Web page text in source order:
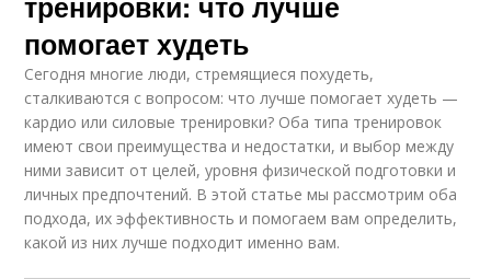
помогает худеть
Сегодня многие люди, стремящиеся похудеть,
сталкиваются с вопросом: что лучше помогает худеть —
кардио или силовые тренировки? Оба типа тренировок
имеют свои преимущества и недостатки, и выбор между
ними зависит от целей, уровня физической подготовки и
личных предпочтений. В этой статье мы рассмотрим оба
подхода, их эффективность и помогаем вам определить,
какой из них лучше подходит именно вам.